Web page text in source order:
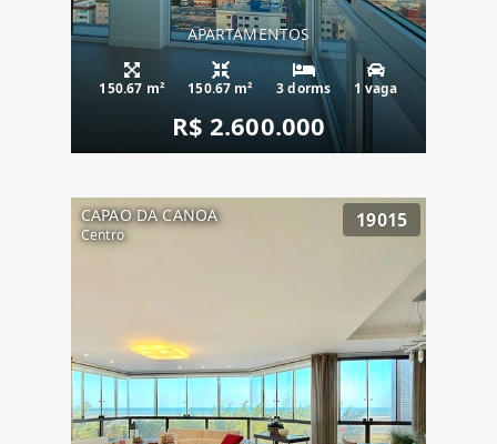
APARTAMENTOS
150.67 m² 150.67 m² 3 dorms 1 vaga
R$ 2.600.000
CAPAO DA CANOA
Centro
19015